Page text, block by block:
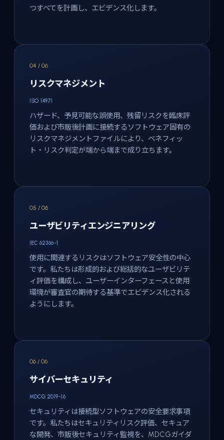
つすべてを計画し、エビデンス化します。
04 / 06
リスクマネジメント
ISO 14971
ハザード、予見可能な誤使用、残留リスクを臨床評
価および市販後計画に接続するソフトウェア固有の
リスクマネジメントファイルにより、ベネフィッ
ト・リスク判定が端から端まで成り立ちます。
05 / 06
ユーザビリティエンジニアリング
IEC 62366-1
使用に関連するリスクはソフトウェア安全性の中心
です。私たちは形成的および総括的なユーザビリテ
ィ評価を構成し、ユーザーインターフェースと使用
環境が審査官の期待する基準でエビデンス化される
ようにします。
06 / 06
サイバーセキュリティ
MDCG 2019-16
セキュリティは接続型ソフトウェアの安全要求事項
です。私たちはセキュリティリスク評価、セキュア
な開発、市販後セキュリティ監視を、MDCGガイダ